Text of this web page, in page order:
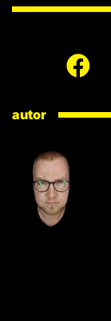
autor